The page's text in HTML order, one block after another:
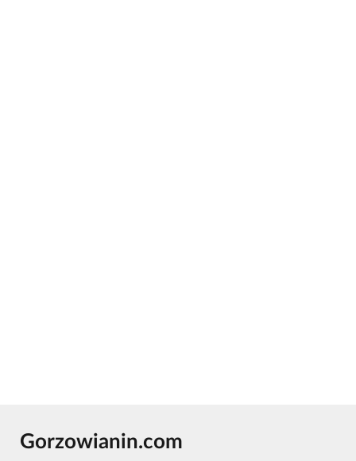
Gorzowianin.com